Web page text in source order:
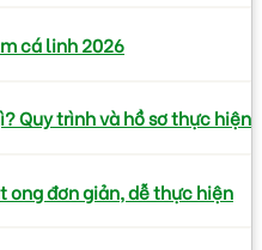
cá linh 2026
Quy trình và hồ sơ thực hiện
đơn giản, dễ thực hiện